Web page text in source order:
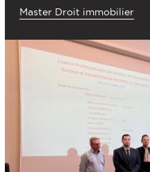
Master Droit immobilier